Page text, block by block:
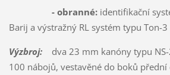
- obranné:identifikační
Barij a výstražný RL systém typu Ton-3
Výzbroj:dva 23 mm kanóny typu NS-
100 nábojů, vestavěné do boků